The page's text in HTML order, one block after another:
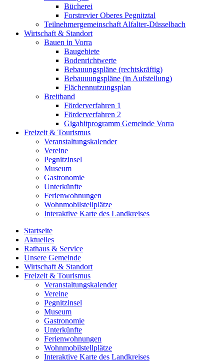
Bücherei
Forstrevier Oberes Pegnitztal
Teilnehmergemeinschaft Alfalter-Düsselbach
Wirtschaft & Standort
Bauen in Vorra
Baugebiete
Bodenrichtwerte
Bebauungspläne (rechtskräftig)
Bebauuungspläne (in Aufstellung)
Flächennutzungsplan
Breitband
Förderverfahren 1
Förderverfahren 2
Gigabitprogramm Gemeinde Vorra
Freizeit & Tourismus
Veranstaltungskalender
Vereine
Pegnitzinsel
Museum
Gastronomie
Unterkünfte
Ferienwohnungen
Wohnmobilstellplätze
Interaktive Karte des Landkreises
Startseite
Aktuelles
Rathaus & Service
Unsere Gemeinde
Wirtschaft & Standort
Freizeit & Tourismus
Veranstaltungskalender
Vereine
Pegnitzinsel
Museum
Gastronomie
Unterkünfte
Ferienwohnungen
Wohnmobilstellplätze
Interaktive Karte des Landkreises